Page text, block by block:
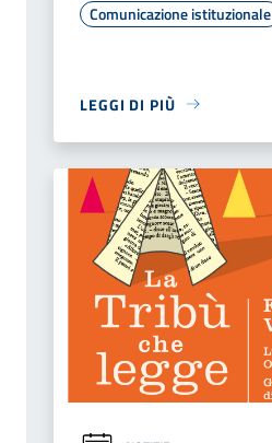
Comunicazione istituzionale
LEGGI DI PIÙ